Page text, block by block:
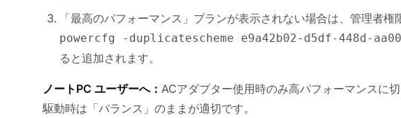
「最高のパフォーマンス」プランが表示されない場合は、管理者
powercfg -duplicatescheme e9a42b02-d5df-448d-
ると追加されます。
ノートPC ユーザーへ： ACアダプター使用時のみ高パフォーマンスに
駆動時は「バランス」のままが適切です。